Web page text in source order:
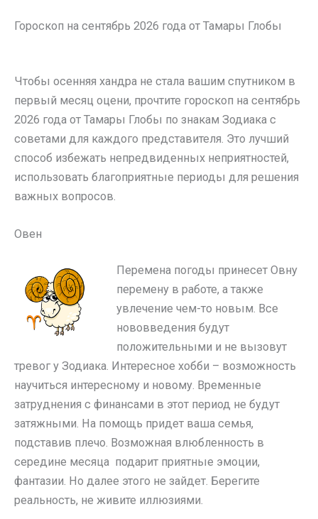
Гороскоп на сентябрь 2026 года от Тамары Глобы
Чтобы осенняя хандра не стала вашим спутником в
первый месяц оцени, прочтите гороскоп на сентябрь
2026 года от Тамары Глобы по знакам Зодиака с
советами для каждого представителя. Это лучший
способ избежать непредвиденных неприятностей,
использовать благоприятные периоды для решения
важных вопросов.
Овен
Перемена погоды принесет Овну
перемену в работе, а также
увлечение чем-то новым. Все
нововведения будут
положительными и не вызовут
тревог у Зодиака. Интересное хобби – возможность
научиться интересному и новому. Временные
затруднения с финансами в этот период не будут
затяжными. На помощь придет ваша семья,
подставив плечо. Возможная влюбленность в
середине месяца подарит приятные эмоции,
фантазии. Но далее этого не зайдет. Берегите
реальность, не живите иллюзиями.